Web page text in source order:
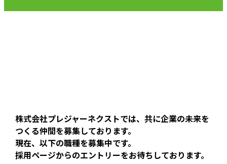
株式会社プレジャーネクストでは、共に企業の未来を
つくる仲間を募集しております。
現在、以下の職種を募集中です。
採用ページからのエントリーをお待ちしております。